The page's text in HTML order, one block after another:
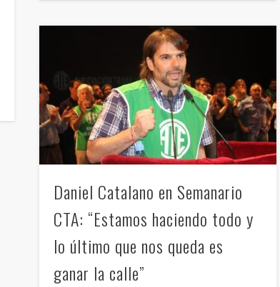
Daniel Catalano en Semanario
CTA: “Estamos haciendo todo y
lo último que nos queda es
ganar la calle”